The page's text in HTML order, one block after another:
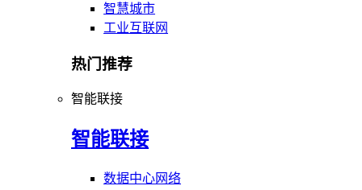
智慧城市
工业互联网
热门推荐
智能联接
智能联接
数据中心网络